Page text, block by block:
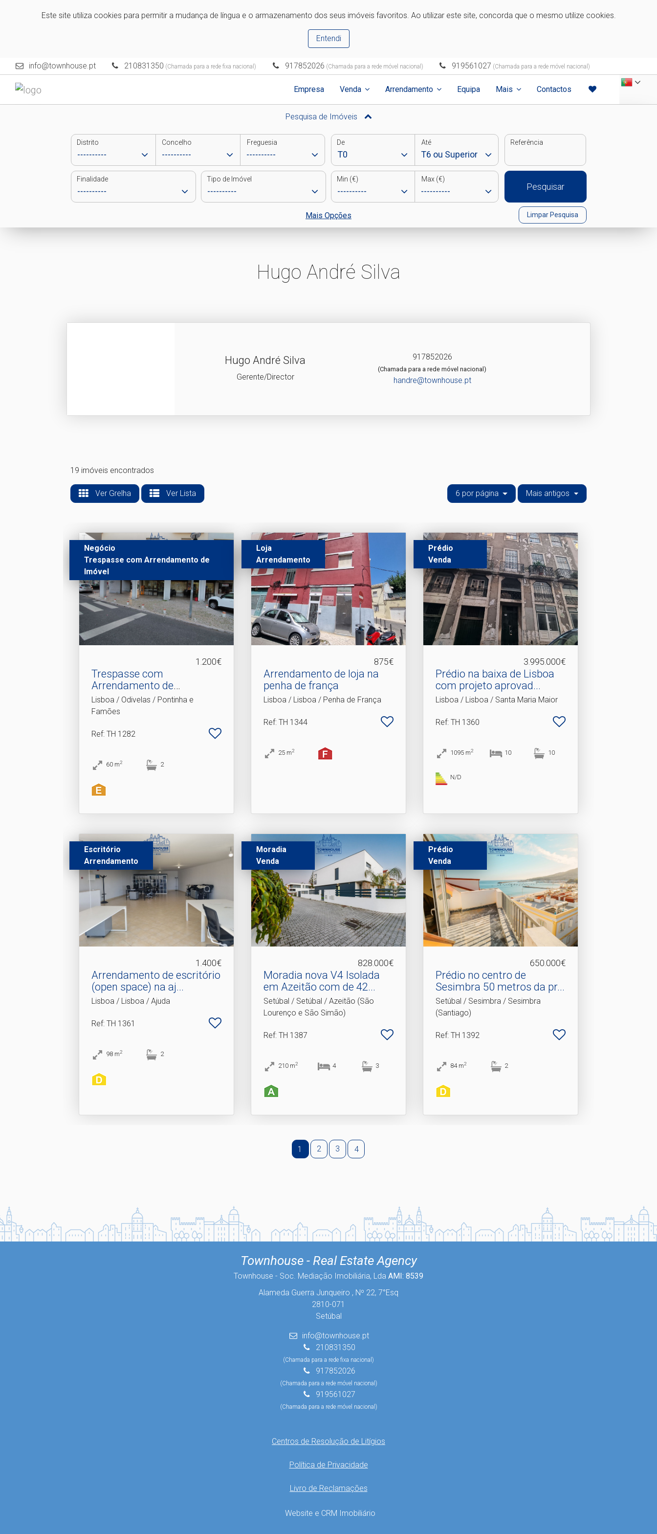
Este site utiliza cookies para permitir a mudança de língua e o armazenamento dos seus imóveis favoritos. Ao utilizar este site, concorda que o mesmo utilize cookies.
Entendi
info@townhouse.pt 210831350 (Chamada para a rede fixa nacional) 917852026 (Chamada para a rede móvel nacional) 919561027 (Chamada para a rede móvel nacional)
Empresa Venda Arrendamento Equipa Mais Contactos
Pesquisa de Imóveis
Distrito Concelho Freguesia De Até Referência
Finalidade Tipo de Imóvel Min (€) Max (€)
Pesquisar
Mais Opções Limpar Pesquisa
Hugo André Silva
Hugo André Silva
Gerente/Director
917852026
(Chamada para a rede móvel nacional)
handre@townhouse.pt
19 imóveis encontrados
Ver Grelha Ver Lista 6 por página Mais antigos
Negócio
Trespasse com Arrendamento de
Imóvel
1.200€
Trespasse com
Arrendamento de
pastelaria em f.​..
Lisboa / Odivelas / Pontinha e
Famões
Ref: TH 1282
60 m2 2
Loja
Arrendamento
875€
Arrendamento de loja na
penha de frança
Lisboa / Lisboa / Penha de França
Ref: TH 1344
25 m2
Prédio
Venda
3.995.000€
Prédio na baixa de Lisboa
com projeto aprovad.​..
Lisboa / Lisboa / Santa Maria Maior
Ref: TH 1360
1095 m2 10 10
N/D
Escritório
Arrendamento
1.400€
Arrendamento de escritório
(open space) na aj.​..
Lisboa / Lisboa / Ajuda
Ref: TH 1361
98 m2 2
Moradia
Venda
828.000€
Moradia nova V4 Isolada
em Azeitão com de 42.​..
Setúbal / Setúbal / Azeitão (São
Lourenço e São Simão)
Ref: TH 1387
210 m2 4 3
Prédio
Venda
650.000€
Prédio no centro de
Sesimbra 50 metros da pr.​..
Setúbal / Sesimbra / Sesimbra
(Santiago)
Ref: TH 1392
84 m2 2
1 2 3 4
Townhouse - Real Estate Agency
Townhouse - Soc. Mediação Imobiliária, Lda AMI: 8539
Alameda Guerra Junqueiro , Nº 22, 7°Esq
2810-071
Setúbal
info@townhouse.pt
210831350
(Chamada para a rede fixa nacional)
917852026
(Chamada para a rede móvel nacional)
919561027
(Chamada para a rede móvel nacional)
Centros de Resolução de Litígios
Política de Privacidade
Livro de Reclamações
Website e CRM Imobiliário